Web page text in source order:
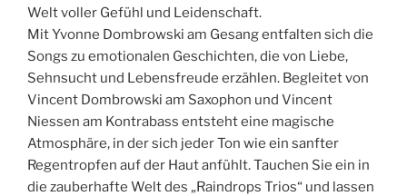
Welt voller Gefühl und Leidenschaft.
Mit Yvonne Dombrowski am Gesang entfalten sich die
Songs zu emotionalen Geschichten, die von Liebe,
Sehnsucht und Lebensfreude erzählen. Begleitet von
Vincent Dombrowski am Saxophon und Vincent
Niessen am Kontrabass entsteht eine magische
Atmosphäre, in der sich jeder Ton wie ein sanfter
Regentropfen auf der Haut anfühlt. Tauchen Sie ein in
die zauberhafte Welt des „Raindrops Trios“ und lassen